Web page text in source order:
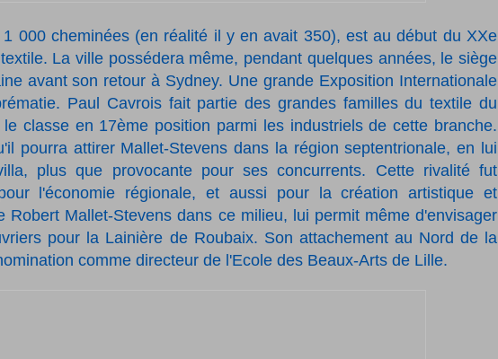
000 cheminées (en réalité il y en avait 350), est au début du XXe
La ville possédera même, pendant quelques années, le siège
avant son retour à Sydney. Une grande Exposition Internationale
Paul Cavrois fait partie des grandes familles du textile du
classe en 17ème position parmi les industriels de cette branche.
pourra attirer Mallet-Stevens dans la région septentrionale, en lui
plus que provocante pour ses concurrents. Cette rivalité fut
l'économie régionale, et aussi pour la création artistique et
Robert Mallet-Stevens dans ce milieu, lui permit même d'envisager
pour la Lainière de Roubaix. Son attachement au Nord de la
comme directeur de l'Ecole des Beaux-Arts de Lille.